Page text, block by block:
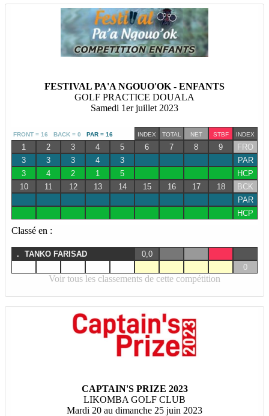
FESTIVAL PA'A NGOUO'OK - ENFANTS
GOLF PRACTICE DOUALA
Samedi 1er juillet 2023
FRONT = 16 BACK = 0 PAR = 16 INDEX TOTAL NET STBF INDEX
1 2 3 4 5 6 7 8 9
FRO
3
3 3 4 3
PAR
3
4 2 1 5
HCP
10
11 12 13 14 15 16 17 18
BCK
PAR
HCP
Classé en :
. TANKO FARISAD
0,0
0
Voir tous les classements de cette compétition
CAPTAIN'S PRIZE 2023
LIKOMBA GOLF CLUB
Mardi 20 au dimanche 25 juin 2023